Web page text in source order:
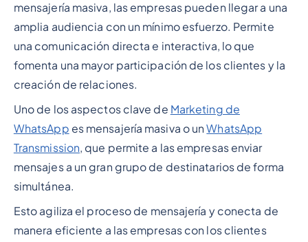
mensajería masiva, las empresas pueden llegar a una
amplia audiencia con un mínimo esfuerzo. Permite
una comunicación directa e interactiva, lo que
fomenta una mayor participación de los clientes y la
creación de relaciones.
Uno de los aspectos clave de Marketing de
WhatsApp es mensajería masiva o unWhatsApp
Transmission, que permite a las empresas enviar
mensajes a un gran grupo de destinatarios de forma
simultánea.
Esto agiliza el proceso de mensajería y conecta de
manera eficiente a las empresas con los clientes